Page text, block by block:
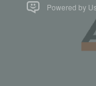
Powered by